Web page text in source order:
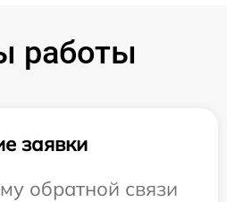
работы
заявки
обратной связи